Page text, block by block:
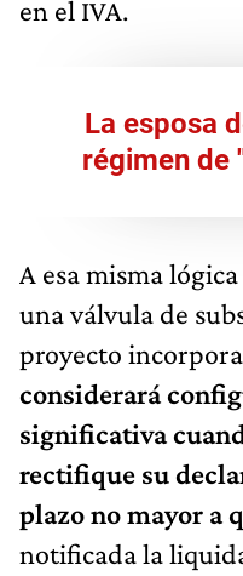
en el IVA.
La esposa
régimen de
A esa misma
una válvula de
proyecto
considerará
significativa
rectifique su
plazo no mayor a
notificada la